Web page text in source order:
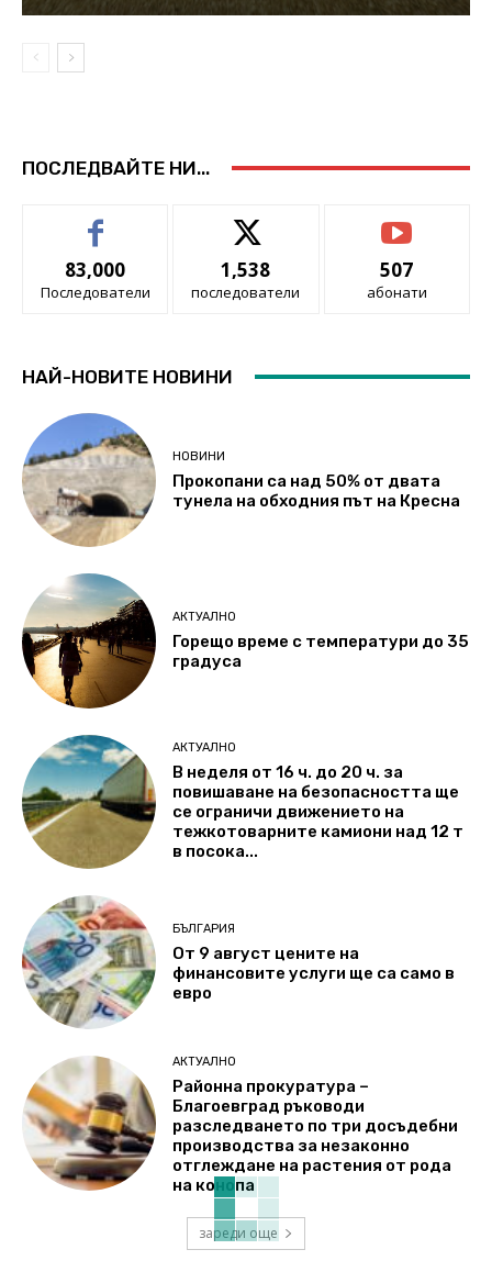
ПОСЛЕДВАЙТЕ НИ...
83,000
Последователи
1,538
последователи
507
абонати
НАЙ-НОВИТЕ НОВИНИ
НОВИНИ
Прокопани са над 50% от двата
тунела на обходния път на Кресна
АКТУАЛНО
Горещо време с температури до 35
градуса
АКТУАЛНО
В неделя от 16 ч. до 20 ч. за
повишаване на безопасността ще
се ограничи движението на
тежкотоварните камиони над 12 т
в посока...
БЪЛГАРИЯ
От 9 август цените на
финансовите услуги ще са само в
евро
АКТУАЛНО
Районна прокуратура –
Благоевград ръководи
разследването по три досъдебни
производства за незаконно
отглеждане на растения от рода
на конопа
зареди още